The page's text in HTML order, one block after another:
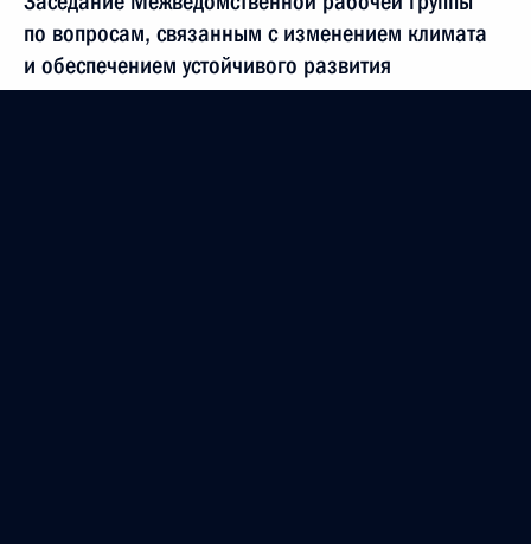
по вопросам, связанным с изменением климата
и обеспечением устойчивого развития